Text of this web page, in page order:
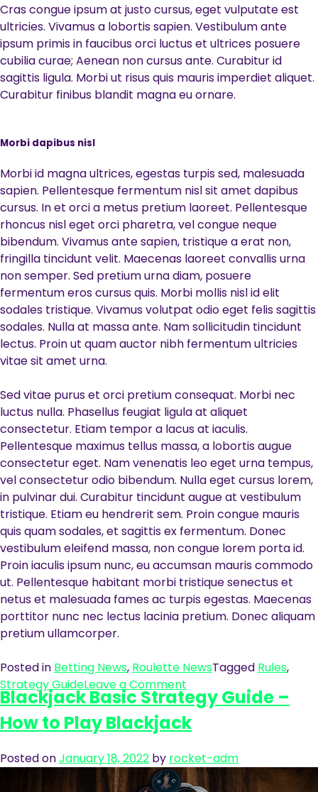
Cras congue ipsum at justo cursus, eget vulputate est
ultricies. Vivamus a lobortis sapien. Vestibulum ante
ipsum primis in faucibus orci luctus et ultrices posuere
cubilia curae; Aenean non cursus ante. Curabitur id
sagittis ligula. Morbi ut risus quis mauris imperdiet aliquet.
Curabitur finibus blandit magna eu ornare.
Morbi dapibus nisl
Morbi id magna ultrices, egestas turpis sed, malesuada
sapien. Pellentesque fermentum nisl sit amet dapibus
cursus. In et orci a metus pretium laoreet. Pellentesque
rhoncus nisl eget orci pharetra, vel congue neque
bibendum. Vivamus ante sapien, tristique a erat non,
fringilla tincidunt velit. Maecenas laoreet convallis urna
non semper. Sed pretium urna diam, posuere
fermentum eros cursus quis. Morbi mollis nisl id elit
sodales tristique. Vivamus volutpat odio eget felis sagittis
sodales. Nulla at massa ante. Nam sollicitudin tincidunt
lectus. Proin ut quam auctor nibh fermentum ultricies
vitae sit amet urna.
Sed vitae purus et orci pretium consequat. Morbi nec
luctus nulla. Phasellus feugiat ligula at aliquet
consectetur. Etiam tempor a lacus at iaculis.
Pellentesque maximus tellus massa, a lobortis augue
consectetur eget. Nam venenatis leo eget urna tempus,
vel consectetur odio bibendum. Nulla eget cursus lorem,
in pulvinar dui. Curabitur tincidunt augue at vestibulum
tristique. Etiam eu hendrerit sem. Proin congue mauris
quis quam sodales, et sagittis ex fermentum. Donec
vestibulum eleifend massa, non congue lorem porta id.
Proin iaculis ipsum nunc, eu accumsan mauris commodo
ut. Pellentesque habitant morbi tristique senectus et
netus et malesuada fames ac turpis egestas. Maecenas
porttitor nunc nec lectus lacinia pretium. Donec aliquam
pretium ullamcorper.
Posted in Betting News, Roulette NewsTagged Rules,
Strategy GuideLeave a Comment
Roulette
Rules
and
Strategy
Blackjack Basic Strategy Guide –
How to Play Blackjack
Posted onJanuary 18, 2022 by rocket-adm